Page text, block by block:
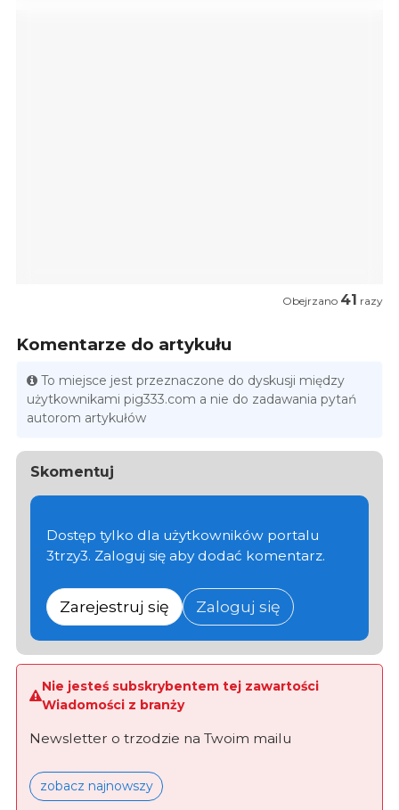
Obejrzano 41 razy
Komentarze do artykułu
To miejsce jest przeznaczone do dyskusji między
użytkownikami pig333.com a nie do zadawania pytań
autorom artykułów
Skomentuj
Dostęp tylko dla użytkowników portalu
3trzy3. Zaloguj się aby dodać komentarz.
Zarejestruj się Zaloguj się
Nie jesteś subskrybentem tej zawartości
Wiadomości z branży
Newsletter o trzodzie na Twoim mailu
zobacz najnowszy